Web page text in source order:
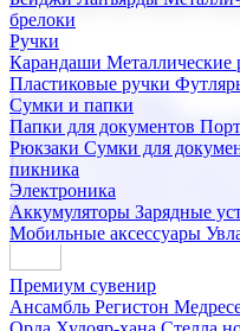
брелоки
Ручки
Карандаши Металлические
Пластиковые ручки
Сумки и папки
Папки для документов
Рюкзаки Сумки для
пикника
Электроника
Аккумуляторы Зарядные
Мобильные аксессуары
Подарочные наборы
Бизнес наборыКофейные
Наборы из кожиНаборы
Наборы с бутылками для
Наборы с кружками
флешкамиНовогодние
Премиум сувенир
Ансамбль Регистон